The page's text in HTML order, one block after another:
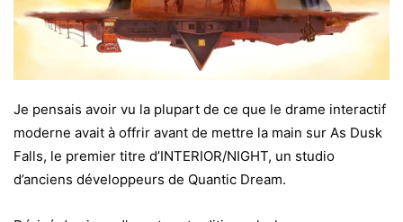
Je pensais avoir vu la plupart de ce que le drame interactif
moderne avait à offrir avant de mettre la main sur As Dusk
Falls, le premier titre d’INTERIOR/NIGHT, un studio
d’anciens développeurs de Quantic Dream.